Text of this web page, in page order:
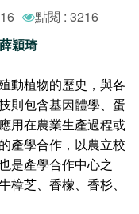
點閱 : 3216
穎琦
動植物的歷史，與各
則包含基因體學、蛋
用在農業生產過程或
產學合作，以農立校
是產學合作中心之
芝、香檬、香杉、